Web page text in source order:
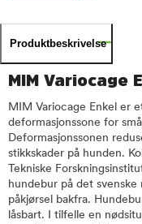
Produktbeskrivelse
MIM Variocage
MIM Variocage Enkel er
deformasjonssone for
Deformasjonssonen
stikkskader på hunden.
Tekniske
hundebur på det
påkjørsel bakfra.
låsbart. I tilfelle en